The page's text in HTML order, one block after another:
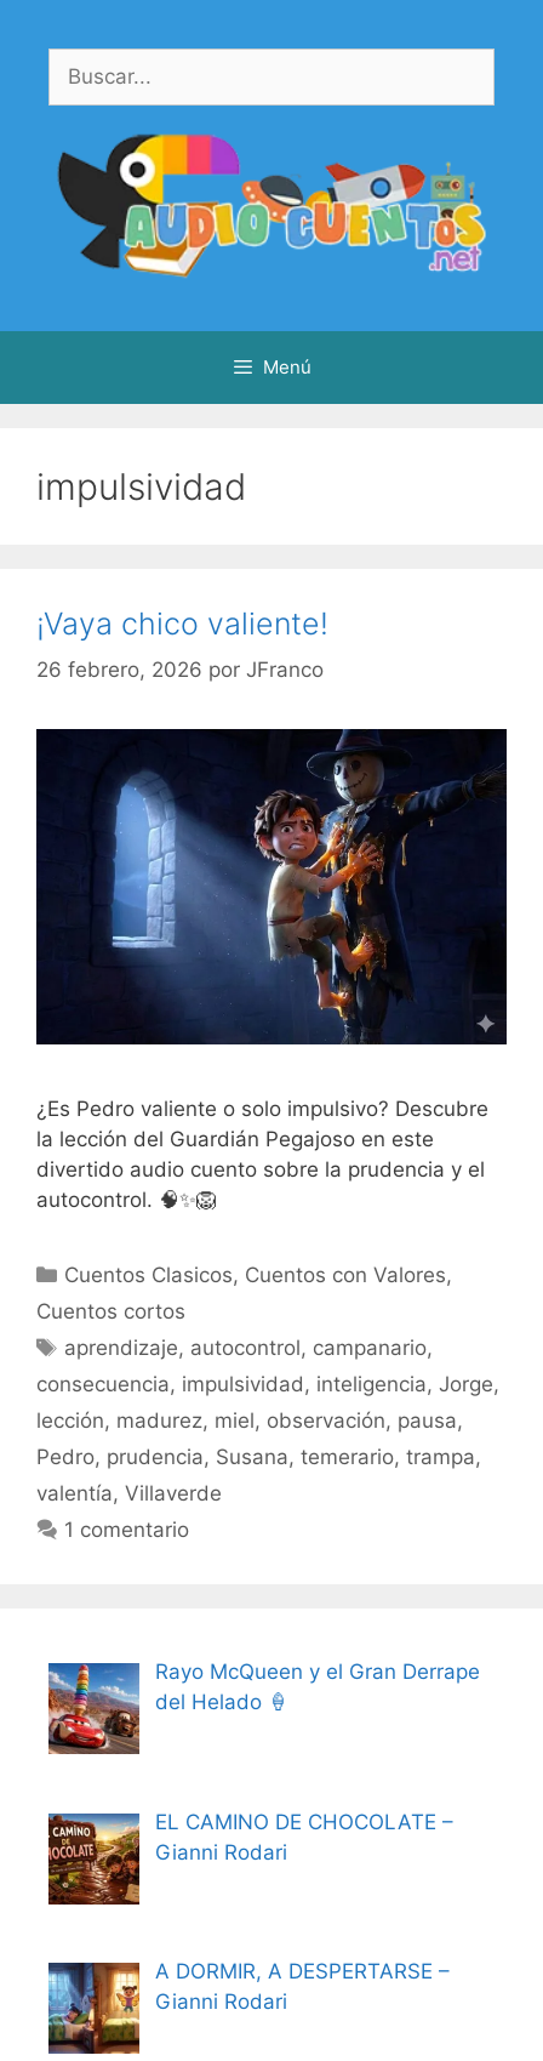
contenido
Buscar:
Menú
impulsividad
¡Vaya chico valiente!
26 febrero, 2026 por JFranco
¿Es Pedro valiente o solo impulsivo? Descubre
la lección del Guardián Pegajoso en este
divertido audio cuento sobre la prudencia y el
autocontrol. 🧠✨🦁
Categorías
Cuentos Clasicos, Cuentos con Valores,
Cuentos cortos
Etiquetas
aprendizaje, autocontrol, campanario,
consecuencia, impulsividad, inteligencia, Jorge,
lección, madurez, miel, observación, pausa,
Pedro, prudencia, Susana, temerario, trampa,
valentía, Villaverde
1 comentario
Rayo McQueen y el Gran Derrape
del Helado 🍦
EL CAMINO DE CHOCOLATE –
Gianni Rodari
A DORMIR, A DESPERTARSE –
Gianni Rodari